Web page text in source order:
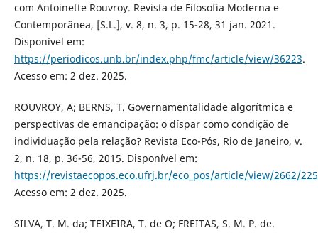
com Antoinette Rouvroy. Revista de Filosofia Moderna e
Contemporânea, [S.L.], v. 8, n. 3, p. 15-28, 31 jan. 2021.
Disponível em:
https://periodicos.unb.br/index.php/fmc/article/view/36223.
Acesso em: 2 dez. 2025.
ROUVROY, A; BERNS, T. Governamentalidade algorítmica e
perspectivas de emancipação: o díspar como condição de
individuação pela relação? Revista Eco-Pós, Rio de Janeiro, v.
2, n. 18, p. 36-56, 2015. Disponível em:
https://revistaecopos.eco.ufrj.br/eco_pos/article/view/2662/
Acesso em: 2 dez. 2025.
SILVA, T. M. da; TEIXEIRA, T. de O; FREITAS, S. M. P. de.